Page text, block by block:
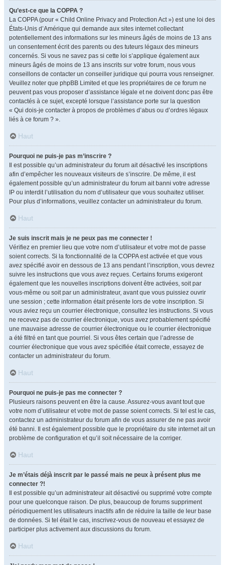
Qu’est-ce que la COPPA ?
La COPPA (pour « Child Online Privacy and Protection Act ») est une loi des
États-Unis d’Amérique qui demande aux sites internet collectant
potentiellement des informations sur les mineurs âgés de moins de 13 ans
un consentement écrit des parents ou des tuteurs légaux des mineurs
concernés. Si vous ne savez pas si cette loi s’applique également aux
mineurs âgés de moins de 13 ans inscrits sur votre forum, nous vous
conseillons de contacter un conseiller juridique qui pourra vous renseigner.
Veuillez noter que phpBB Limited et que les propriétaires de ce forum ne
peuvent pas vous proposer d’assistance légale et ne doivent donc pas être
contactés à ce sujet, excepté lorsque l’assistance porte sur la question
« Qui dois-je contacter à propos de problèmes d’abus ou d’ordres légaux
liés à ce forum ? ».
Haut
Pourquoi ne puis-je pas m’inscrire ?
Il est possible qu’un administrateur du forum ait désactivé les inscriptions
afin d’empêcher les nouveaux visiteurs de s’inscrire. De même, il est
également possible qu’un administrateur du forum ait banni votre adresse
IP ou interdit l’utilisation du nom d’utilisateur que vous souhaitez utiliser.
Pour plus d’informations, veuillez contacter un administrateur du forum.
Haut
Je suis inscrit mais je ne peux pas me connecter !
Vérifiez en premier lieu que votre nom d’utilisateur et votre mot de passe
soient corrects. Si la fonctionnalité de la COPPA est activée et que vous
avez spécifié avoir en dessous de 13 ans pendant l’inscription, vous devrez
suivre les instructions que vous avez reçues. Certains forums exigeront
également que les nouvelles inscriptions doivent être activées, soit par
vous-même ou soit par un administrateur, avant que vous puissiez ouvrir
une session ; cette information était présente lors de votre inscription. Si
vous aviez reçu un courrier électronique, consultez les instructions. Si vous
ne recevez pas de courrier électronique, vous avez probablement spécifié
une mauvaise adresse de courrier électronique ou le courrier électronique
a été filtré en tant que pourriel. Si vous êtes certain que l’adresse de
courrier électronique que vous avez spécifiée était correcte, essayez de
contacter un administrateur du forum.
Haut
Pourquoi ne puis-je pas me connecter ?
Plusieurs raisons peuvent en être la cause. Assurez-vous avant tout que
votre nom d’utilisateur et votre mot de passe soient corrects. Si tel est le cas,
contactez un administrateur du forum afin de vous assurer de ne pas avoir
été banni. Il est également possible que le propriétaire du site internet ait un
problème de configuration et qu’il soit nécessaire de la corriger.
Haut
Je m’étais déjà inscrit par le passé mais ne peux à présent plus me
connecter ?!
Il est possible qu’un administrateur ait désactivé ou supprimé votre compte
pour une quelconque raison. De plus, beaucoup de forums suppriment
périodiquement les utilisateurs inactifs afin de réduire la taille de leur base
de données. Si tel était le cas, inscrivez-vous de nouveau et essayez de
participer plus activement aux discussions du forum.
Haut